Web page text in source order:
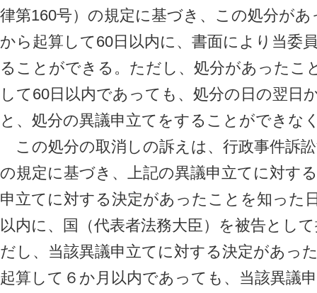
律第160号）の規定に基づき、この処分が
から起算して60日以内に、書面により当委
ることができる。ただし、処分があったこ
して60日以内であっても、処分の日の翌日
と、処分の異議申立てをすることができな
この処分の取消しの訴えは、行政事件訴
の規定に基づき、上記の異議申立てに対す
申立てに対する決定があったことを知った
以内に、国（代表者法務大臣）を被告とし
だし、当該異議申立てに対する決定があっ
起算して６か月以内であっても、当該異議